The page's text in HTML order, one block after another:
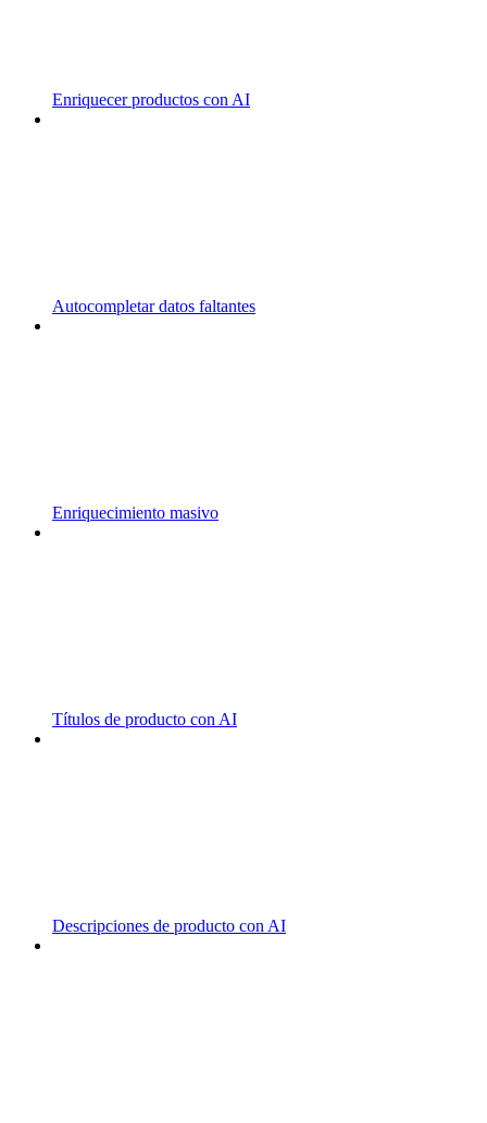
Enriquecer productos con AI
Autocompletar datos faltantes
Enriquecimiento masivo
Títulos de producto con AI
Descripciones de producto con AI